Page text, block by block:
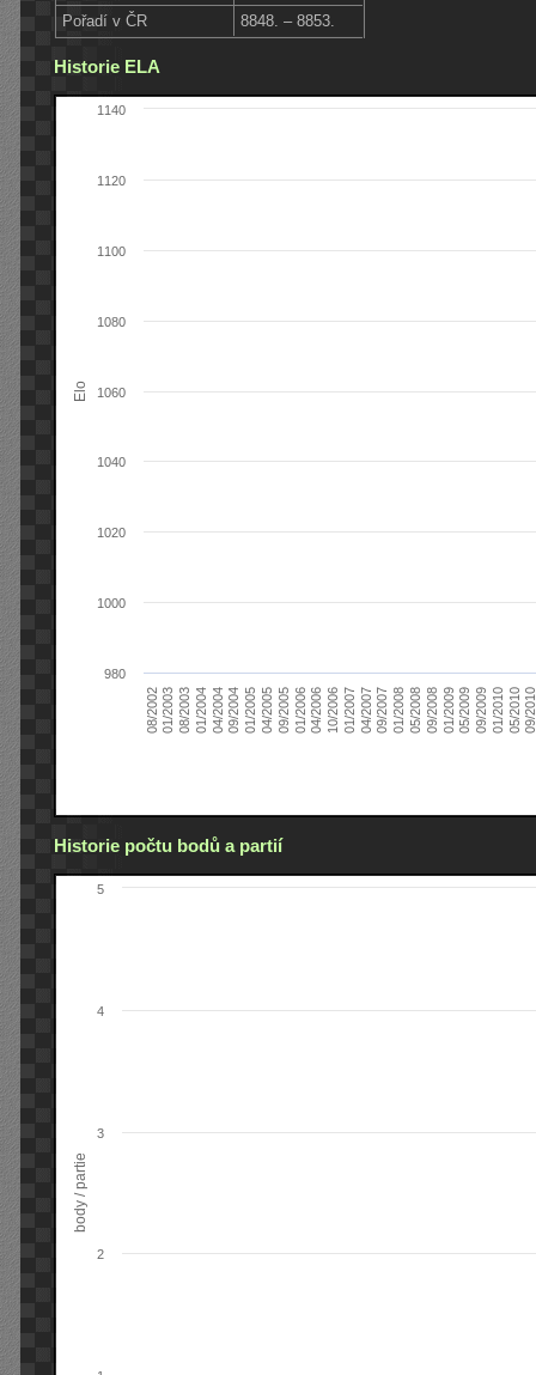
Pořadí v ČR
8848. – 8853.
Historie ELA
Elo
08/200201/200308/200301/200404/200409/200401/200504/200509/200501/200604/200610/200601/200704/200709/200701/200805/200809/200801/200905/200909/200901/201005/201009/
980
1000
1020
1040
1060
1080
1100
1120
1140
Historie počtu bodů a partií
body / partie
2
3
4
5